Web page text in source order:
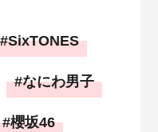
SixTONES
なにわ男子
櫻坂46